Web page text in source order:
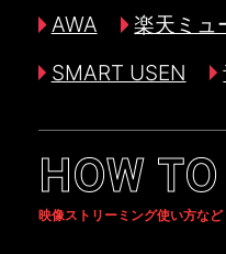
AWA
楽天ミュ
SMART USEN
HOW
映像ストリーミング使い方など